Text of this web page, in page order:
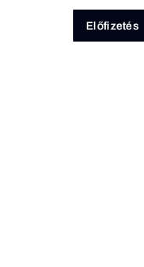
Előfizetés